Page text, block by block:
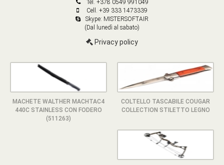
Tel. +378 0549 991049
Cell. +39 333 1473339
Skype: MISTERSOFTAIR
(Dal lunedì al sabato)
Privacy policy
MACHETE WALTHER MACHTAC4
440C STAINLESS CON FODERO
(511263)
COLTELLO TASCABILE COUGAR
COLLECTION STILETTO LEGNO